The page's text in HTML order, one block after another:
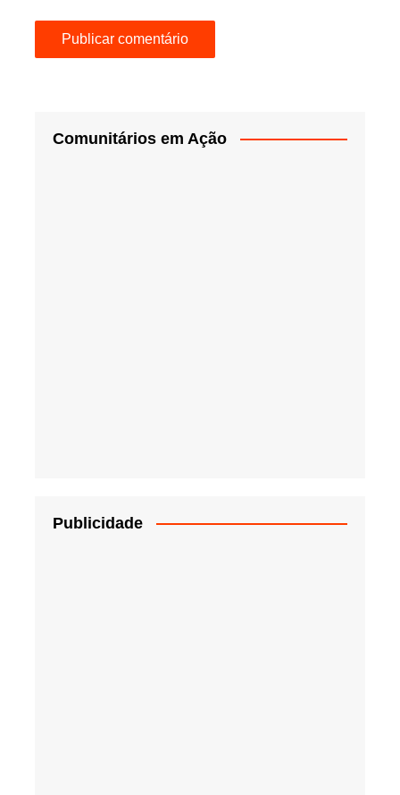
Comunitários em Ação
Publicidade